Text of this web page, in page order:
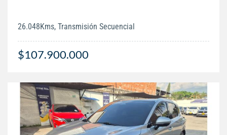
26.048Kms, Transmisión Secuencial
$107.900.000